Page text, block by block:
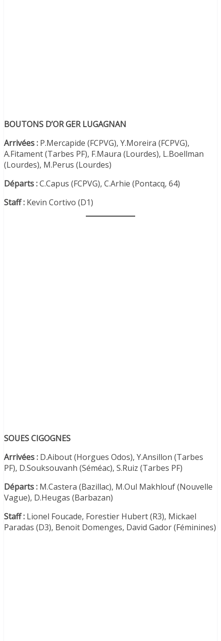
BOUTONS D’OR GER LUGAGNAN
Arrivées : P.Mercapide (FCPVG), Y.Moreira (FCPVG),
A.Fitament (Tarbes PF), F.Maura (Lourdes), L.Boellman
(Lourdes), M.Perus (Lourdes)
Départs :C.Capus (FCPVG), C.Arhie (Pontacq, 64)
Staff : Kevin Cortivo (D1)
SOUES CIGOGNES
Arrivées : D.Aibout (Horgues Odos), Y.Ansillon (Tarbes
PF), D.Souksouvanh (Séméac), S.Ruiz (Tarbes PF)
Départs : M.Castera (Bazillac), M.Oul Makhlouf (Nouvelle
Vague), D.Heugas (Barbazan)
Staff : Lionel Foucade, Forestier Hubert (R3), Mickael
Paradas (D3), Benoit Domenges, David Gador (Féminines)